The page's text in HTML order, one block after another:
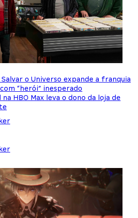
o Universo expande a franquia
“herói” inesperado
HBO Max leva o dono da loja de